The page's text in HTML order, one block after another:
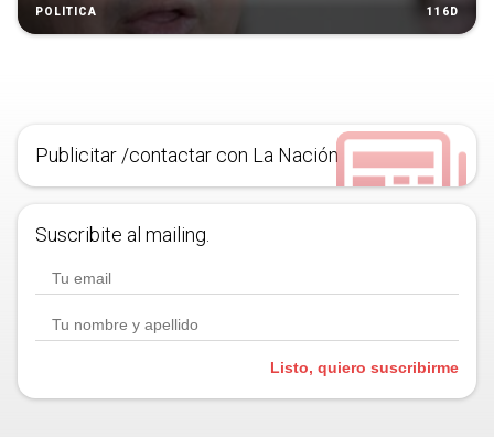
POLÍTICA 116D
Publicitar /contactar con La Nación
Suscribite al mailing.
Listo, quiero suscribirme